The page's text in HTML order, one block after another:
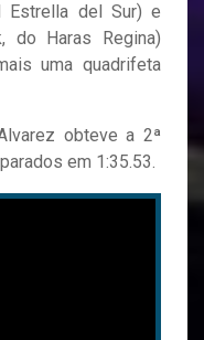
Estrella del Sur) e
do Haras Regina)
uma quadrifeta
obteve a 2ª
em 1:35.53.